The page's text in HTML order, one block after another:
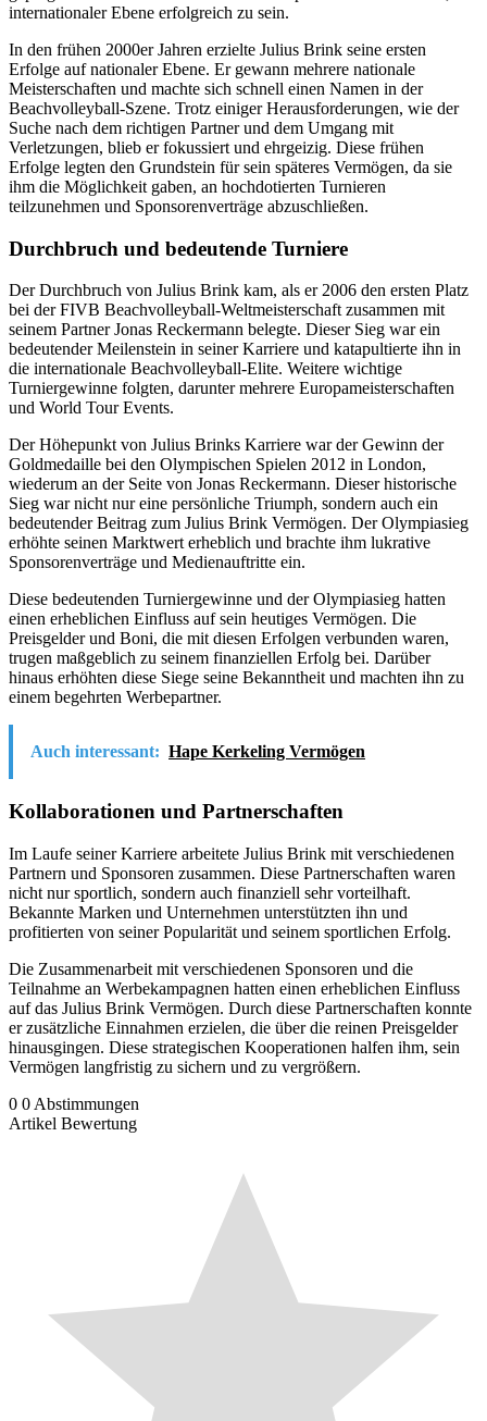
internationaler Ebene erfolgreich zu sein.
In den frühen 2000er Jahren erzielte Julius Brink seine ersten
Erfolge auf nationaler Ebene. Er gewann mehrere nationale
Meisterschaften und machte sich schnell einen Namen in der
Beachvolleyball-Szene. Trotz einiger Herausforderungen, wie der
Suche nach dem richtigen Partner und dem Umgang mit
Verletzungen, blieb er fokussiert und ehrgeizig. Diese frühen
Erfolge legten den Grundstein für sein späteres Vermögen, da sie
ihm die Möglichkeit gaben, an hochdotierten Turnieren
teilzunehmen und Sponsorenverträge abzuschließen.
Durchbruch und bedeutende Turniere
Der Durchbruch von Julius Brink kam, als er 2006 den ersten Platz
bei der FIVB Beachvolleyball-Weltmeisterschaft zusammen mit
seinem Partner Jonas Reckermann belegte. Dieser Sieg war ein
bedeutender Meilenstein in seiner Karriere und katapultierte ihn in
die internationale Beachvolleyball-Elite. Weitere wichtige
Turniergewinne folgten, darunter mehrere Europameisterschaften
und World Tour Events.
Der Höhepunkt von Julius Brinks Karriere war der Gewinn der
Goldmedaille bei den Olympischen Spielen 2012 in London,
wiederum an der Seite von Jonas Reckermann. Dieser historische
Sieg war nicht nur eine persönliche Triumph, sondern auch ein
bedeutender Beitrag zum Julius Brink Vermögen. Der Olympiasieg
erhöhte seinen Marktwert erheblich und brachte ihm lukrative
Sponsorenverträge und Medienauftritte ein.
Diese bedeutenden Turniergewinne und der Olympiasieg hatten
einen erheblichen Einfluss auf sein heutiges Vermögen. Die
Preisgelder und Boni, die mit diesen Erfolgen verbunden waren,
trugen maßgeblich zu seinem finanziellen Erfolg bei. Darüber
hinaus erhöhten diese Siege seine Bekanntheit und machten ihn zu
einem begehrten Werbepartner.
Auch interessant: Hape Kerkeling Vermögen
Kollaborationen und Partnerschaften
Im Laufe seiner Karriere arbeitete Julius Brink mit verschiedenen
Partnern und Sponsoren zusammen. Diese Partnerschaften waren
nicht nur sportlich, sondern auch finanziell sehr vorteilhaft.
Bekannte Marken und Unternehmen unterstützten ihn und
profitierten von seiner Popularität und seinem sportlichen Erfolg.
Die Zusammenarbeit mit verschiedenen Sponsoren und die
Teilnahme an Werbekampagnen hatten einen erheblichen Einfluss
auf das Julius Brink Vermögen. Durch diese Partnerschaften konnte
er zusätzliche Einnahmen erzielen, die über die reinen Preisgelder
hinausgingen. Diese strategischen Kooperationen halfen ihm, sein
Vermögen langfristig zu sichern und zu vergrößern.
0 0 Abstimmungen
Artikel Bewertung